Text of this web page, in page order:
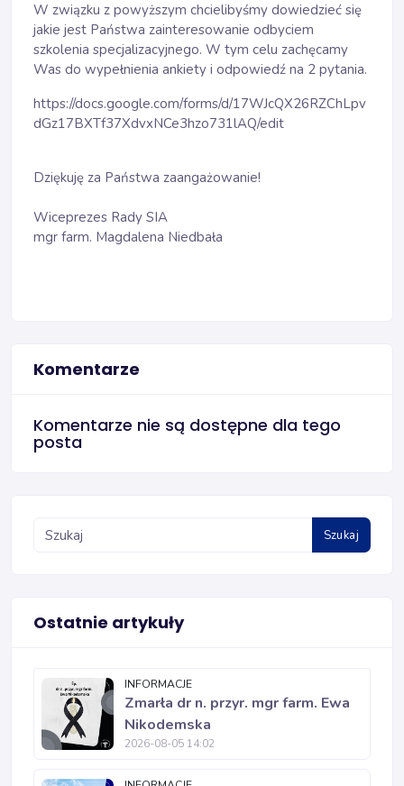
W związku z powyższym chcielibyśmy dowiedzieć się
jakie jest Państwa zainteresowanie odbyciem
szkolenia specjalizacyjnego. W tym celu zachęcamy
Was do wypełnienia ankiety i odpowiedź na 2 pytania.
https://docs.google.com/forms/d/17WJcQX26RZChLpv
dGz17BXTf37XdvxNCe3hzo731lAQ/edit
Dziękuję za Państwa zaangażowanie!
Wiceprezes Rady SIA
mgr farm. Magdalena Niedbała
Komentarze
Komentarze nie są dostępne dla tego
posta
Szukaj
Ostatnie artykuły
INFORMACJE
Zmarła dr n. przyr. mgr farm. Ewa
Nikodemska
2026-08-05 14:02